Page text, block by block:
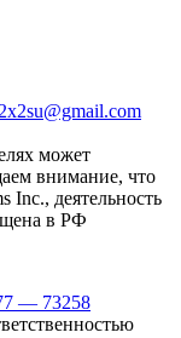
может
внимание, что
Inc., деятельность
в РФ
— 73258